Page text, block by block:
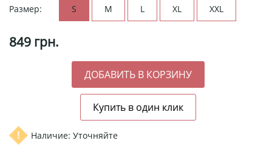
Размер: S M L XL XXL
849 грн.
Наличие: Уточняйте